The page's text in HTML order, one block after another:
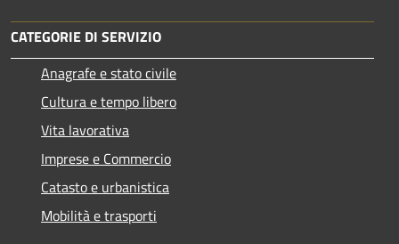
CATEGORIE DI SERVIZIO
Anagrafe e stato civile
Cultura e tempo libero
Vita lavorativa
Imprese e Commercio
Catasto e urbanistica
Mobilità e trasporti